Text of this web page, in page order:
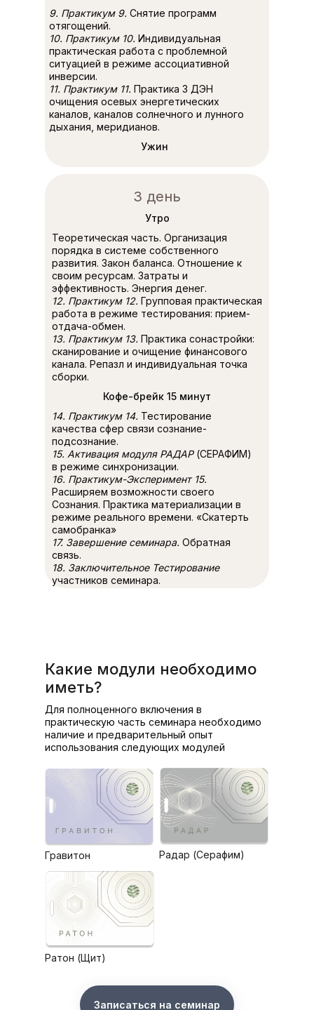
3 день
Утро
Кофе-брейк 15 минут
Теоретическая часть. Организация
порядка в системе собственного
развития. Закон баланса. Отношение к
своим ресурсам. Затраты и
эффективность. Энергия денег.
12. Практикум 12. Групповая практическая
работа в режиме тестирования: прием-
отдача-обмен.
13. Практикум 13. Практика сонастройки:
сканирование и очищение финансового
канала. Репазл и индивидуальная точка
сборки.
14. Практикум 14. Тестирование
качества сфер связи сознание-
подсознание.
15. Активация модуля РАДАР(СЕРАФИМ)
в режиме синхронизации.
16. Практикум-Эксперимент 15.
Расширяем возможности своего
Сознания. Практика материализации в
режиме реального времени. «Скатерть
самобранка»
17. Завершение семинара. Обратная
связь.
18. Заключительное Тестирование
участников семинара.
Ужин
9. Практикум 9. Снятие программ
отягощений.
10. Практикум 10. Индивидуальная
практическая работа с проблемной
ситуацией в режиме ассоциативной
инверсии.
11. Практикум 11. Практика 3 ДЭН
очищения осевых энергетических
каналов, каналов солнечного и лунного
дыхания, меридианов.
Какие модули необходимо
иметь?
Для полноценного включения в
практическую часть семинара необходимо
наличие и предварительный опыт
использования следующих модулей
Радар (Серафим)
Ратон (Щит)
Гравитон
Записаться на семинар